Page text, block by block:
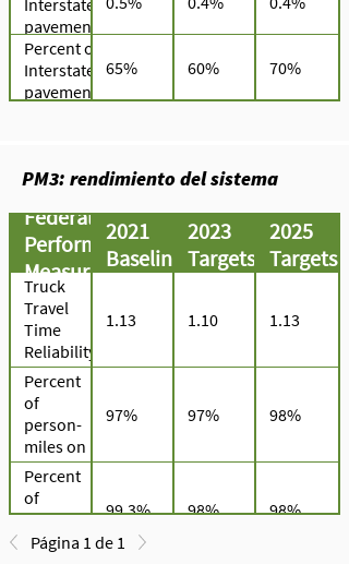
Highway
System
(NHS)
pavements
in good
Interstate
pavements
in poor
condition
Percent of
Interstate
pavements
65% 60% 70%
PM3: rendimiento del sistema
Federal
Performance
Measures
2021
Baseline
2023
Targets
2025
Targets
Truck
Travel
Time
Reliability
Index
(TTTR)
1.13 1.10 1.13
Percent
of
person-
miles on
the non-
Interstate
NHS that
are
reliable
97% 97% 98%
Percent
of
person-
miles on
99.3% 98%
98%
Página 1 de 1